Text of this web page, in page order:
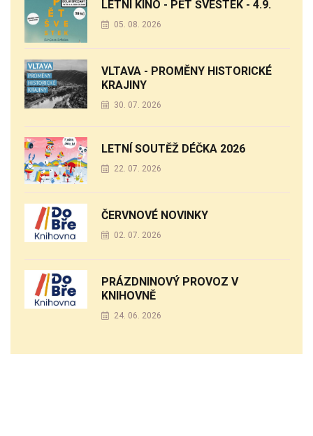
LETNÍ KINO - PĚT ŠVESTEK - 4.9.
05. 08. 2026
VLTAVA - PROMĚNY HISTORICKÉ
KRAJINY
30. 07. 2026
LETNÍ SOUTĚŽ DÉČKA 2026
22. 07. 2026
ČERVNOVÉ NOVINKY
02. 07. 2026
PRÁZDNINOVÝ PROVOZ V
KNIHOVNĚ
24. 06. 2026